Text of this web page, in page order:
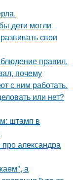
дети могли
свои
правил.
почему
с ним работать.
или нет?
штамп в
александра
а